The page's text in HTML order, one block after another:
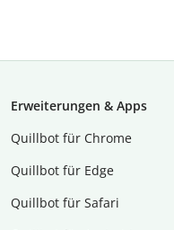
Erweiterungen & Apps
Quillbot für Chrome
Quillbot für Edge
Quillbot für Safari